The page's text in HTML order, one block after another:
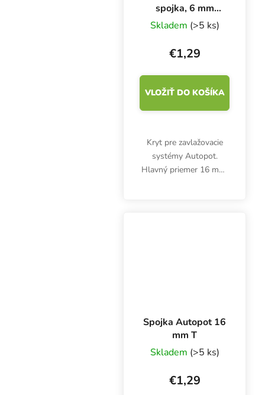
spojka, 6 mm
kohútik
Skladem (>5 ks)
€1,29
VLOŽIŤ DO KOŠÍKA
Kryt pre zavlažovacie
systémy Autopot.
Hlavný priemer 16 mm,
Spojka Autopot 16
mm T
Skladem (>5 ks)
€1,29